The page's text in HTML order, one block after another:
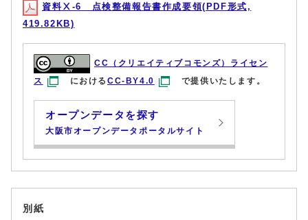
資料Ⅹ-6 点検整備報告書作成要領(PDF形式,
419.82KB)
CC（クリエイティブコモンズ）ライセン
ス
におけるCC-BY4.0 で提供いたします。
オープンデータを探す
大阪市オープンデータポータルサイト
別紙